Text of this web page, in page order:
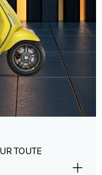
TOUTE